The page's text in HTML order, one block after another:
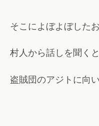
そこによぼよぼした
村人から話しを聞く
盗賊団のアジトに向い